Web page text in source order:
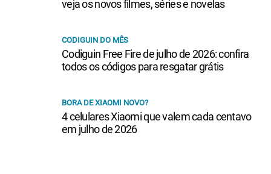
veja os novos filmes, séries e novelas
CODIGUIN DO MÊS
Codiguin Free Fire de julho de 2026: confira
todos os códigos para resgatar grátis
BORA DE XIAOMI NOVO?
4 celulares Xiaomi que valem cada centavo
em julho de 2026